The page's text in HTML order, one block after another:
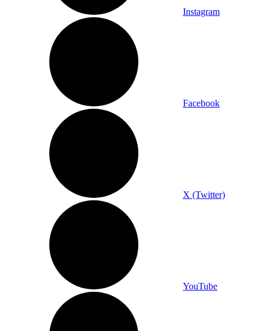
Instagram
Facebook
X (Twitter)
YouTube